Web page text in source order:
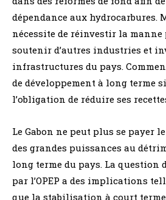
dépendance aux hydrocarbures.
nécessite de réinvestir la
soutenir d’autres industries et
infrastructures du pays.
de développement à long terme
l’obligation de réduire ses
Le Gabon ne peut plus se payer
des grandes puissances au
long terme du pays. La question
par l’OPEP a des implications
que la stabilisation à court